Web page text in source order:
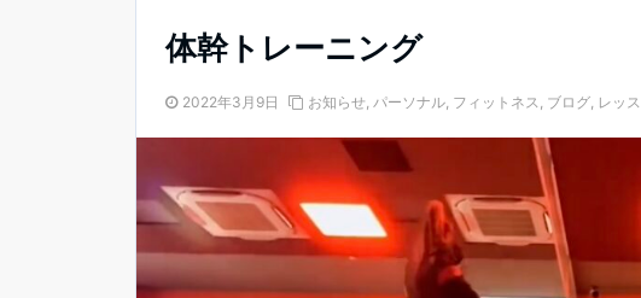
体幹トレーニング
2022年3月9日 お知らせ, パーソナル, フィットネス, ブログ, レッ